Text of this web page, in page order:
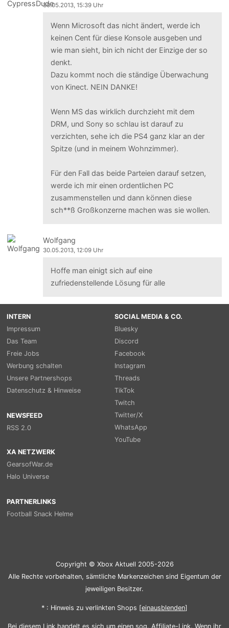
30.05.2013, 15:39 Uhr
Wenn Microsoft das nicht ändert, werde ich
keinen Cent für diese Konsole ausgeben und
wie man sieht, bin ich nicht der Einzige der so
denkt.
Dazu kommt noch die ständige Überwachung
von Kinect. NEIN DANKE!
Wenn MS das wirklich durchzieht mit dem
DRM, und Sony so schlau ist darauf zu
verzichten, sehe ich die PS4 ganz klar an der
Spitze (und in meinem Wohnzimmer).
Für den Fall das beide Parteien darauf setzen,
werde ich mir einen ordentlichen PC
zusammenstellen und dann können diese
sch**ß Großkonzerne machen was sie wollen.
Wolfgang
30.05.2013, 12:09 Uhr
Hoffe man einigt sich auf eine
zufriedenstellende Lösung für alle
INTERN
Impressum
Das Team
Freie Jobs
Werbung schalten
Unsere Partnershops
Datenschutz & Hinweise
NEWSFEED
RSS 2.0
SOCIAL MEDIA & CO.
Bluesky
Discord
Facebook
Instagram
Threads
TikTok
Twitch
Twitter/X
WhatsApp
YouTube
XA NETZWERK
GearsofWar.de
Halo Universe
PARTNERLINKS
Football Snack Helme
Copyright © Xbox Aktuell 2005-2026
Alle Rechte vorbehalten, sämtliche Markenzeichen sind Eigentum der
jeweiligen Besitzer.
* : Hinweis zu verlinkten Shops [einausblenden]
Bei diesem Link handelt es sich um einen sog. Affiliate-Link. Wenn ihr